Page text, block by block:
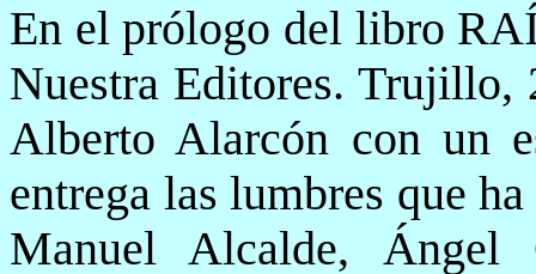
En el prólogo del libro
Nuestra Editores. Trujillo,
Alberto Alarcón con un
entrega las lumbres que
Manuel Alcalde, Ángel